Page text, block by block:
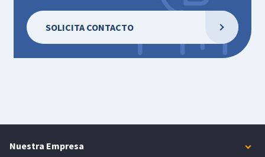
SOLICITA CONTACTO
Nuestra Empresa